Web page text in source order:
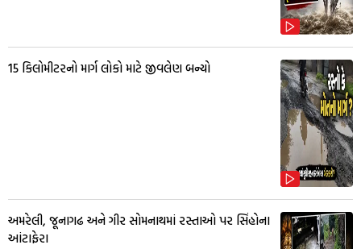
15 કિલોમીટરનો માર્ગ લોકો માટે જીવલેણ બન્યો
અમરેલી, જૂનાગઢ અને ગીર સોમનાથમાં રસ્તાઓ પર સિંહોના
આંટાફેરા